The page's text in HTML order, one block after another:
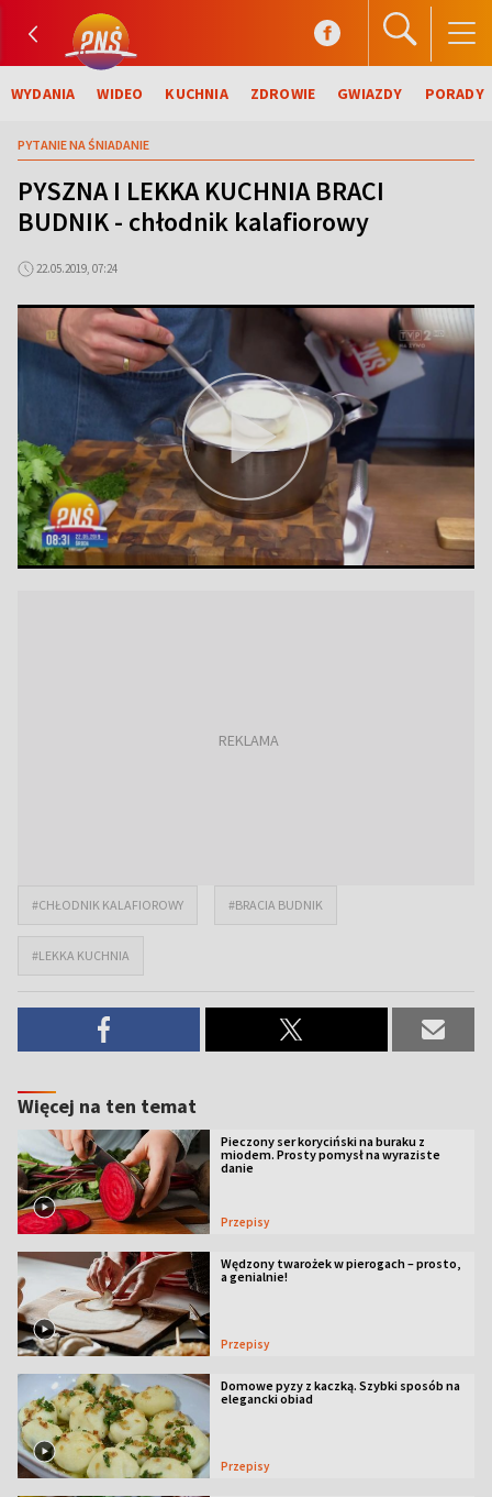
WYDANIA WIDEO KUCHNIA ZDROWIE GWIAZDY PORADY
PYTANIE NA ŚNIADANIE
PYSZNA I LEKKA KUCHNIA BRACI
BUDNIK - chłodnik kalafiorowy
22.05.2019, 07:24
#CHŁODNIK KALAFIOROWY #BRACIA BUDNIK
#LEKKA KUCHNIA
Więcej na ten temat
Pieczony ser koryciński na buraku z
miodem. Prosty pomysł na wyraziste
danie
Przepisy
Wędzony twarożek w pierogach – prosto,
a genialnie!
Przepisy
Domowe pyzy z kaczką. Szybki sposób na
elegancki obiad
Przepisy